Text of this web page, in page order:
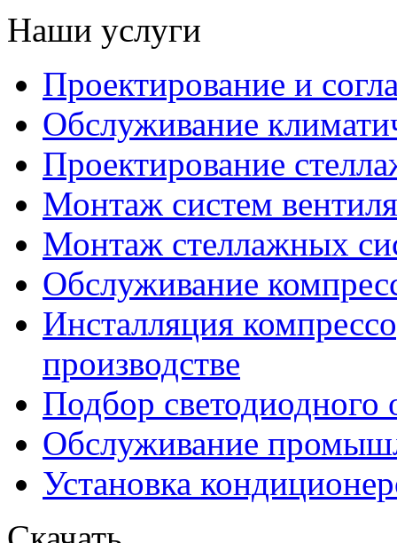
Наши услуги
Проектирование и
Обслуживание
Проектирование
Монтаж систем
Монтаж стеллажных
Обслуживание
Инсталляция
производстве
Подбор светодиодного
Обслуживание
Установка